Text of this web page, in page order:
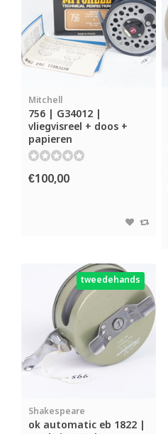
Mitchell
756 | G34012 |
vliegvisreel + doos +
papieren
€100,00
tweedehands
Shakespeare
ok automatic eb 1822 |